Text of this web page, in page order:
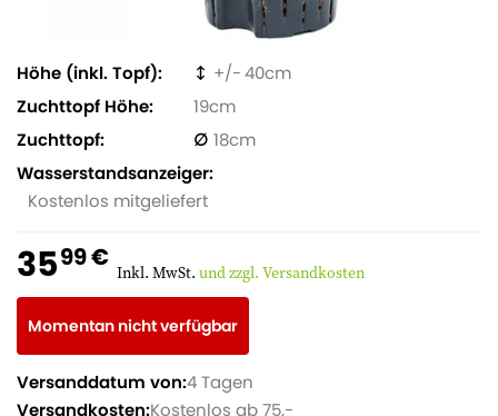
Höhe (inkl. Topf)
40
Zuchttopf Höhe
19
Zuchttopf
18
Wasserstandsanzeiger
Kostenlos mitgeliefert
3599 € Inkl. MwSt. und zzgl. Versandkosten
Momentan nicht verfügbar
Versanddatum von:4 Tagen
Versandkosten:Kostenlos ab 75,-